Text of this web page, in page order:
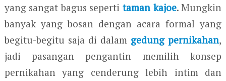
yang sangat bagus sepertitaman kajoe. Mungkin
banyak yang bosan dengan acara formal yang
begitu-begitu saja di dalam gedung pernikahan,
jadi pasangan pengantin memilih konsep
pernikahan yang cenderung lebih intim dan